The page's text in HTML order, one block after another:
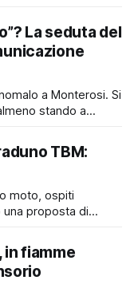
all’Agente della
che merita
La seduta del
a Monterosi. Si
stando a
l’Albo
Il Consiglio
TBM:
moto, ospiti
proposta di
che ha
richiamando
e dalle regioni
in fiamme